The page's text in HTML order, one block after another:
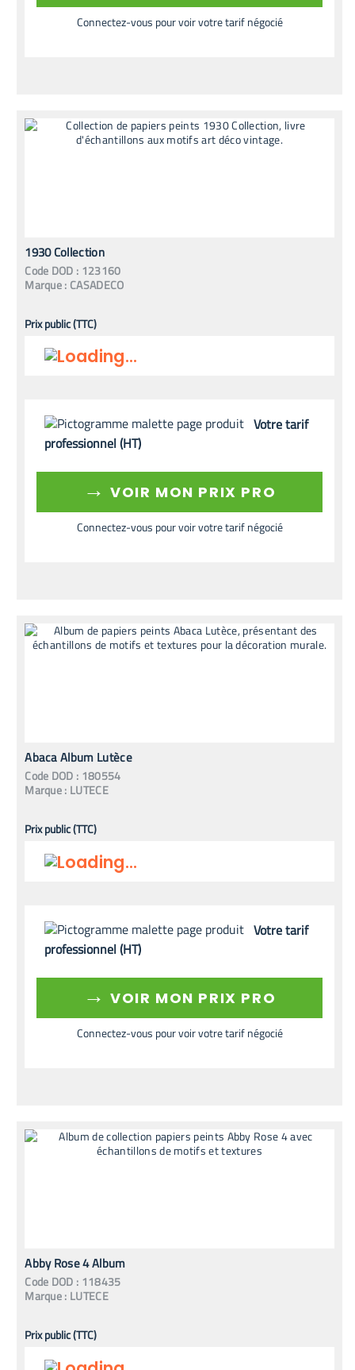
Connectez-vous pour voir votre tarif négocié
1930 Collection
Code DOD : 123160
Marque : CASADECO
Prix public (TTC)
Votre tarif
professionnel (HT)
→ VOIR MON PRIX PRO
Connectez-vous pour voir votre tarif négocié
Abaca Album Lutèce
Code DOD : 180554
Marque : LUTECE
Prix public (TTC)
Votre tarif
professionnel (HT)
→ VOIR MON PRIX PRO
Connectez-vous pour voir votre tarif négocié
Abby Rose 4 Album
Code DOD : 118435
Marque : LUTECE
Prix public (TTC)